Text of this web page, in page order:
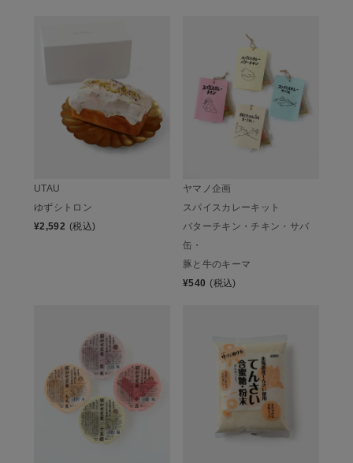
UTAU
ゆずシトロン
¥2,592 (税込)
ヤマノ企画
スパイスカレーキット
バターチキン・チキン・サバ
缶・
豚と牛のキーマ
¥540 (税込)